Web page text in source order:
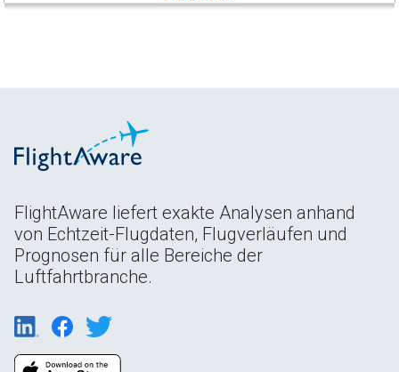
FlightAware liefert exakte Analysen anhand
von Echtzeit-Flugdaten, Flugverläufen und
Prognosen für alle Bereiche der
Luftfahrtbranche.